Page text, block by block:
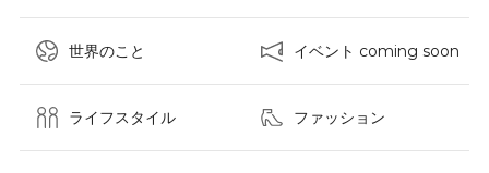
世界のこと イベント coming soon
ライフスタイル ファッション